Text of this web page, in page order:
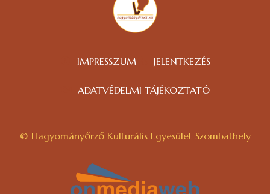
IMPRESSZUM JELENTKEZÉS
ADATVÉDELMI TÁJÉKOZTATÓ
© Hagyományőrző Kulturális Egyesület Szombathely